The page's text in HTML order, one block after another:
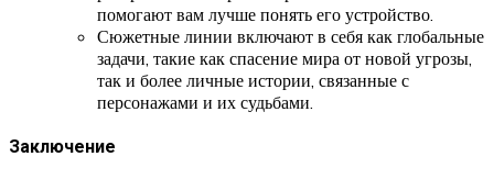
помогают вам лучше понять его устройство.
Сюжетные линии включают в себя как глобальные
задачи, такие как спасение мира от новой угрозы,
так и более личные истории, связанные с
персонажами и их судьбами.
Заключение